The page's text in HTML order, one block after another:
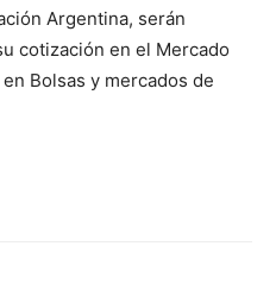
Argentina, serán
cotización en el Mercado
Bolsas y mercados de